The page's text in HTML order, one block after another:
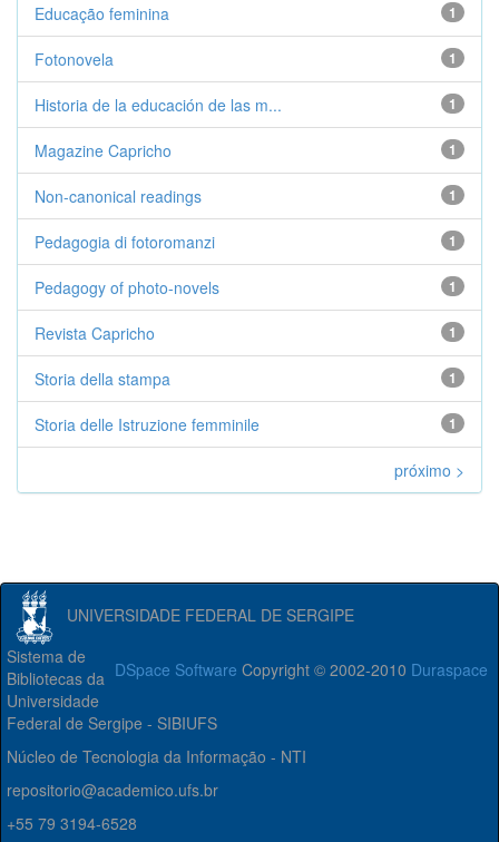
1
Educação feminina
1
Fotonovela
1
Historia de la educación de las m...
1
Magazine Capricho
1
Non-canonical readings
1
Pedagogia di fotoromanzi
1
Pedagogy of photo-novels
1
Revista Capricho
1
Storia della stampa
1
Storia delle Istruzione femminile
próximo >
UNIVERSIDADE FEDERAL DE SERGIPE
DSpace Software Copyright © 2002-2010 Duraspace
Sistema de
Bibliotecas da
Universidade
Federal de Sergipe - SIBIUFS
Núcleo de Tecnologia da Informação - NTI
repositorio@academico.ufs.br
+55 79 3194-6528